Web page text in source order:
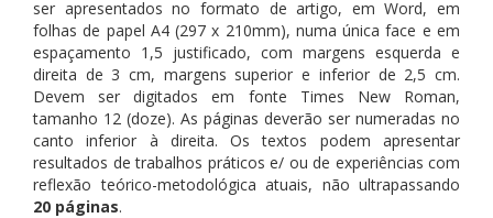
ser apresentados no formato de artigo, em Word, em
folhas de papel A4 (297 x 210mm), numa única face e em
espaçamento 1,5 justificado, com margens esquerda e
direita de 3 cm, margens superior e inferior de 2,5 cm.
Devem ser digitados em fonte Times New Roman,
tamanho 12 (doze). As páginas deverão ser numeradas no
canto inferior à direita. Os textos podem apresentar
resultados de trabalhos práticos e/ ou de experiências com
reflexão teórico-metodológica atuais, não ultrapassando
20 páginas.